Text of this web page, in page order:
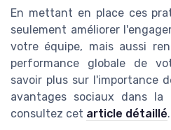
En mettant en place ces
seulement améliorer
votre équipe, mais aussi
performance globale de
savoir plus sur l'importance
avantages sociaux dans la
consultez cet article détaillé.